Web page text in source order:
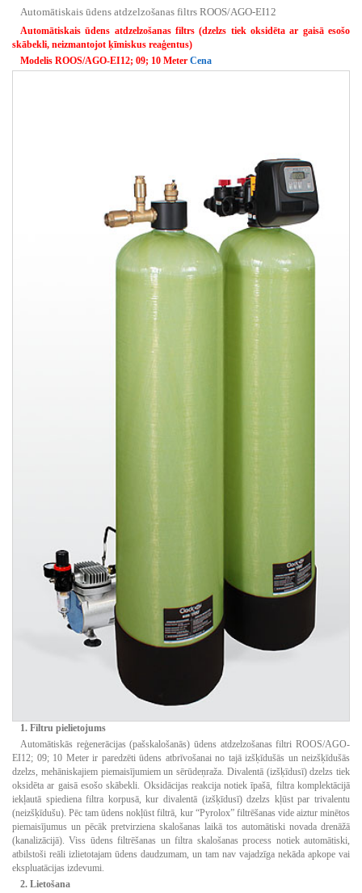
Automātiskais ūdens atdzelzošanas filtrs ROOS/AGO-EI12
Automātiskais ūdens atdzelzošanas filtrs (dzelzs tiek oksidēta ar gaisā esošo
skābekli, neizmantojot ķīmiskus reaģentus)
Modelis ROOS/AGO-EI12; 09; 10 Meter Cena
1. Filtru pielietojums
Automātiskās reģenerācijas (pašskalošanās) ūdens atdzelzošanas filtri ROOS/AGO-
EI12; 09; 10 Meter ir paredzēti ūdens atbrīvošanai no tajā izšķīdušās un neizšķīdušās
dzelzs, mehāniskajiem piemaisījumiem un sērūdeņraža. Divalentā (izšķīdusī) dzelzs tiek
oksidēta ar gaisā esošo skābekli. Oksidācijas reakcija notiek īpašā, filtra komplektācijā
iekļautā spiediena filtra korpusā, kur divalentā (izšķīdusī) dzelzs kļūst par trivalentu
(neizšķīdušu). Pēc tam ūdens nokļūst filtrā, kur “Pyrolox” filtrēšanas vide aiztur minētos
piemaisījumus un pēcāk pretvirziena skalošanas laikā tos automātiski novada drenāžā
(kanalizācijā). Viss ūdens filtrēšanas un filtra skalošanas process notiek automātiski,
atbilstoši reāli izlietotajam ūdens daudzumam, un tam nav vajadzīga nekāda apkope vai
ekspluatācijas izdevumi.
2. Lietošana